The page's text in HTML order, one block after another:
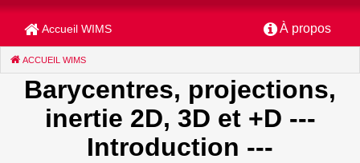
Accueil WIMS À propos
ACCUEIL WIMS
Barycentres, projections,
inertie 2D, 3D et +D ---
Introduction ---